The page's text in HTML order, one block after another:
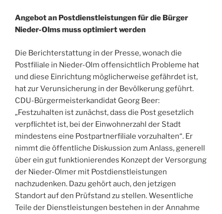
Angebot an Postdienstleistungen für die Bürger
Nieder-Olms muss optimiert werden
Die Berichterstattung in der Presse, wonach die
Postfiliale in Nieder-Olm offensichtlich Probleme hat
und diese Einrichtung möglicherweise gefährdet ist,
hat zur Verunsicherung in der Bevölkerung geführt.
CDU-Bürgermeisterkandidat Georg Beer:
„Festzuhalten ist zunächst, dass die Post gesetzlich
verpflichtet ist, bei der Einwohnerzahl der Stadt
mindestens eine Postpartnerfiliale vorzuhalten“. Er
nimmt die öffentliche Diskussion zum Anlass, generell
über ein gut funktionierendes Konzept der Versorgung
der Nieder-Olmer mit Postdienstleistungen
nachzudenken. Dazu gehört auch, den jetzigen
Standort auf den Prüfstand zu stellen. Wesentliche
Teile der Dienstleistungen bestehen in der Annahme